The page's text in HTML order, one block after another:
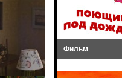
Фильм